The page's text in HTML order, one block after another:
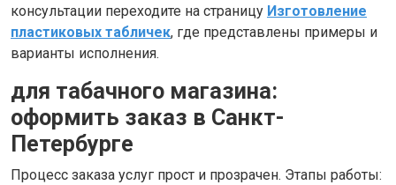
консультации переходите на страницу Изготовление
пластиковых табличек, где представлены примеры и
варианты исполнения.
для табачного магазина:
оформить заказ в Санкт-
Петербурге
Процесс заказа услуг прост и прозрачен. Этапы работы: